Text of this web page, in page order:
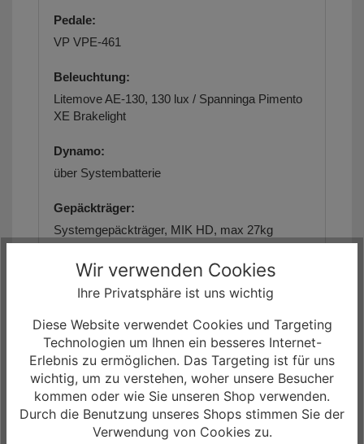
Pedale:
VP VPE-461
Beleuchtung:
Litemove AE-130, 130 lux / Spanninga Pimento
XE Brakelight
Dynamo:
über Systembatterie
Gepäckträger:
Systemgepäckträger, MIK HD, max 27kg
Schutzbleche:
Curana Apollo 65, Aluminium
Ständer:
Ursus Power 94, einstellbar
Gewicht:
keine Angaben
max. zulässiges Gesamtgewicht:
Wir verwenden Cookies
Ihre Privatsphäre ist uns wichtig
Diese Website verwendet Cookies und Targeting
Technologien um Ihnen ein besseres Internet-
Erlebnis zu ermöglichen. Das Targeting ist für uns
wichtig, um zu verstehen, woher unsere Besucher
kommen oder wie Sie unseren Shop verwenden.
Durch die Benutzung unseres Shops stimmen Sie der
Verwendung von Cookies zu.